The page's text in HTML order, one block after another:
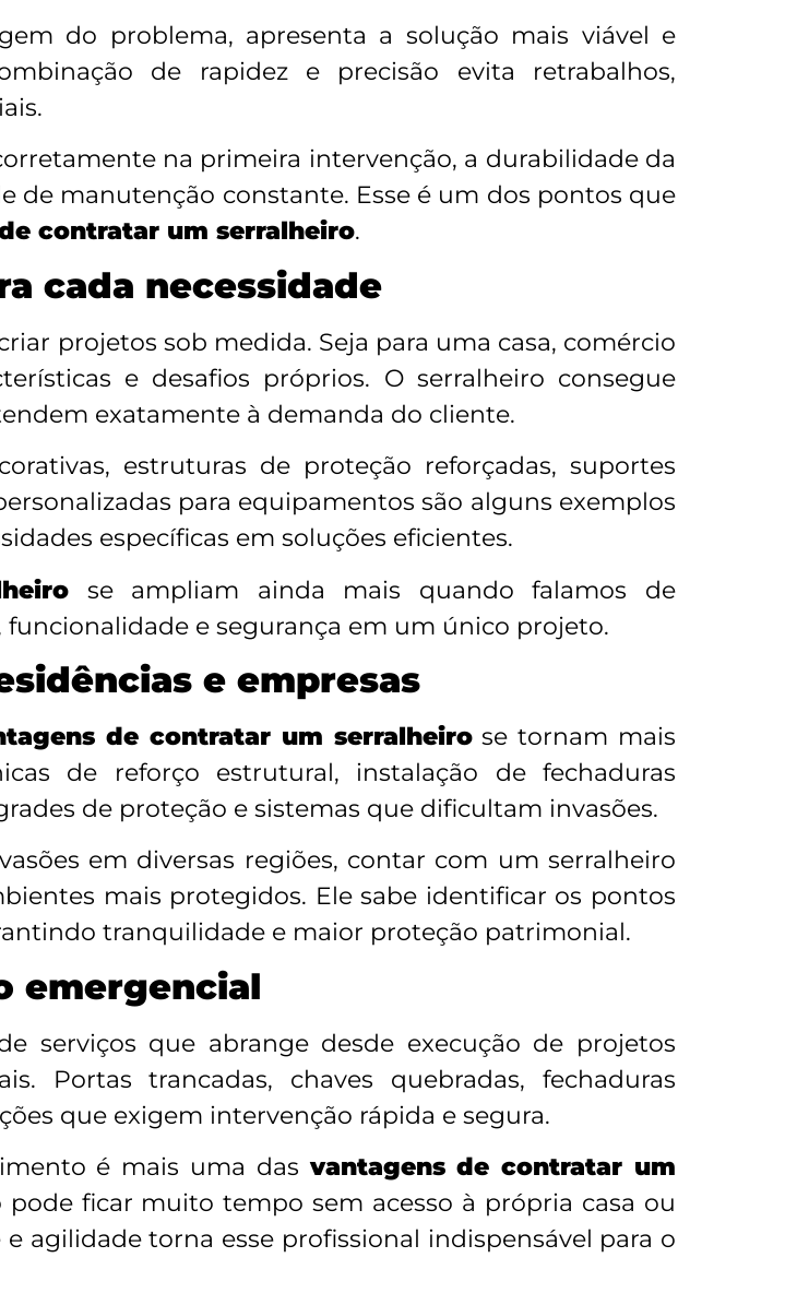
do problema, apresenta a solução mais viável e
de rapidez e precisão evita retrabalhos,
na primeira intervenção, a durabilidade da
de manutenção constante. Esse é um dos pontos que
contratar um serralheiro.
cada necessidade
projetos sob medida. Seja para uma casa, comércio
e desafios próprios. O serralheiro consegue
exatamente à demanda do cliente.
estruturas de proteção reforçadas, suportes
para equipamentos são alguns exemplos
específicas em soluções eficientes.
se ampliam ainda mais quando falamos de
funcionalidade e segurança em um único projeto.
e empresas
de contratar um serralheirose tornam mais
de reforço estrutural, instalação de fechaduras
de proteção e sistemas que dificultam invasões.
em diversas regiões, contar com um serralheiro
mais protegidos. Ele sabe identificar os pontos
tranquilidade e maior proteção patrimonial.
emergencial
serviços que abrange desde execução de projetos
Portas trancadas, chaves quebradas, fechaduras
que exigem intervenção rápida e segura.
é mais uma dasvantagens de contratar um
ficar muito tempo sem acesso à própria casa ou
agilidade torna esse profissional indispensável para o